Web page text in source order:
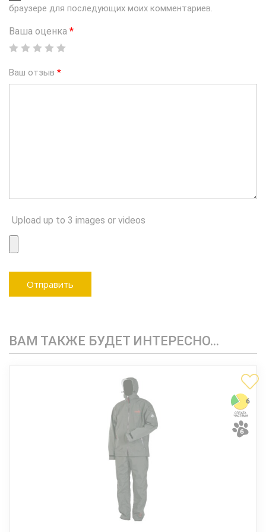
браузере для последующих моих комментариев.
Ваша оценка *
Ваш отзыв *
Upload up to 3 images or videos
ВАМ ТАКЖЕ БУДЕТ ИНТЕРЕСНО…